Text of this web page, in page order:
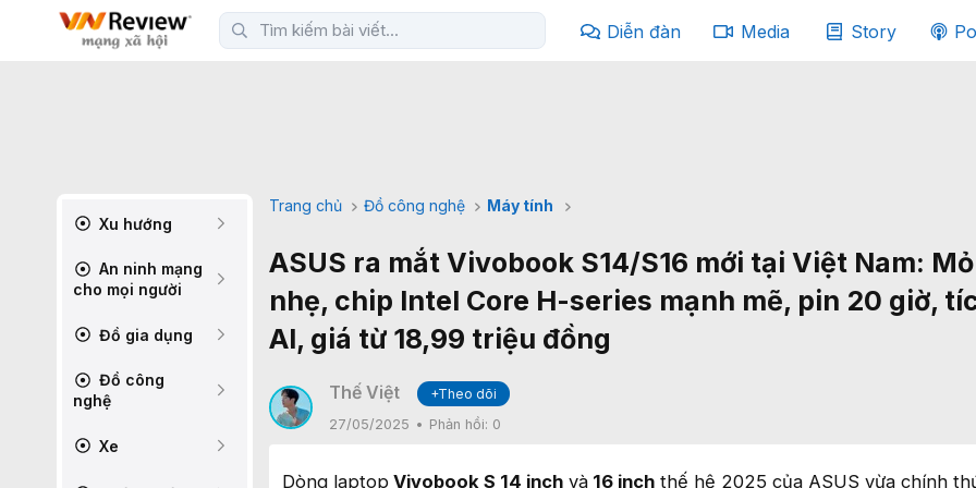
Diễn đàn Media Story
Xu hướng
An ninh mạng
cho mọi người
Đồ gia dụng
Đồ công
nghệ
Xe
Trang chủ Đồ công nghệ Máy tính
ASUS ra mắt Vivobook S14/S16 mới tại Việt Nam:
nhẹ, chip Intel Core H-series mạnh mẽ, pin 20 giờ,
AI, giá từ 18,99 triệu đồng
Thế Việt
+Theo dõi
27/05/2025
Phản hồi: 0
Dòng laptop Vivobook S 14 inch và 16 inch thế hệ 2025 của ASUS vừa chính